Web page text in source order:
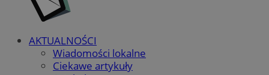
AKTUALNOŚCI
Wiadomości lokalne
Ciekawe artykuły